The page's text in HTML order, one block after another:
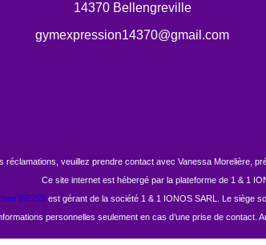
14370 Bellengreville
gymexpression14370@gmail.com
réclamations, veuillez prendre contact avec Vanessa Morelière,
Ce site internet est hébergé par la plateforme de 1 & 1
WEISSest gérant de la société 1 & 1 IONOS SARL. Le siège
personnelles seulement en cas d’une prise de contact.